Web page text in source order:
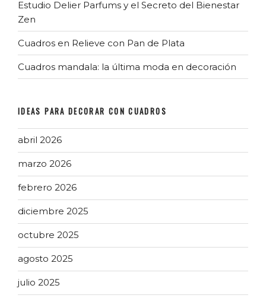
Estudio Delier Parfums y el Secreto del Bienestar
Zen
Cuadros en Relieve con Pan de Plata
Cuadros mandala: la última moda en decoración
IDEAS PARA DECORAR CON CUADROS
abril 2026
marzo 2026
febrero 2026
diciembre 2025
octubre 2025
agosto 2025
julio 2025